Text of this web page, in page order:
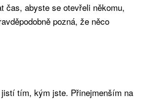
čas, abyste se otevřeli někomu,
pozná, že něco
tím, kým jste. Přinejmenším na